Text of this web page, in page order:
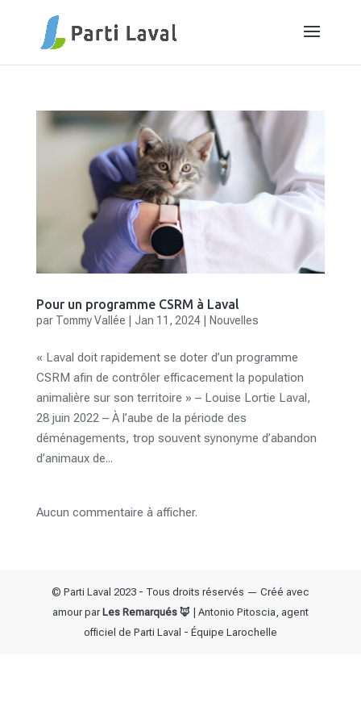
Pour un programme CSRM à Laval
par Tommy Vallée | Jan 11, 2024| Nouvelles
« Laval doit rapidement se doter d’un programme
CSRM afin de contrôler efficacement la population
animalière sur son territoire » – Louise Lortie Laval,
28 juin 2022 – À l’aube de la période des
déménagements, trop souvent synonyme d’abandon
d’animaux de...
Aucun commentaire à afficher.
© Parti Laval 2023 - Tous droits réservés — Créé avec
amour parLes Remarqués 🦊 | Antonio Pitoscia, agent
officiel de Parti Laval - Équipe Larochelle